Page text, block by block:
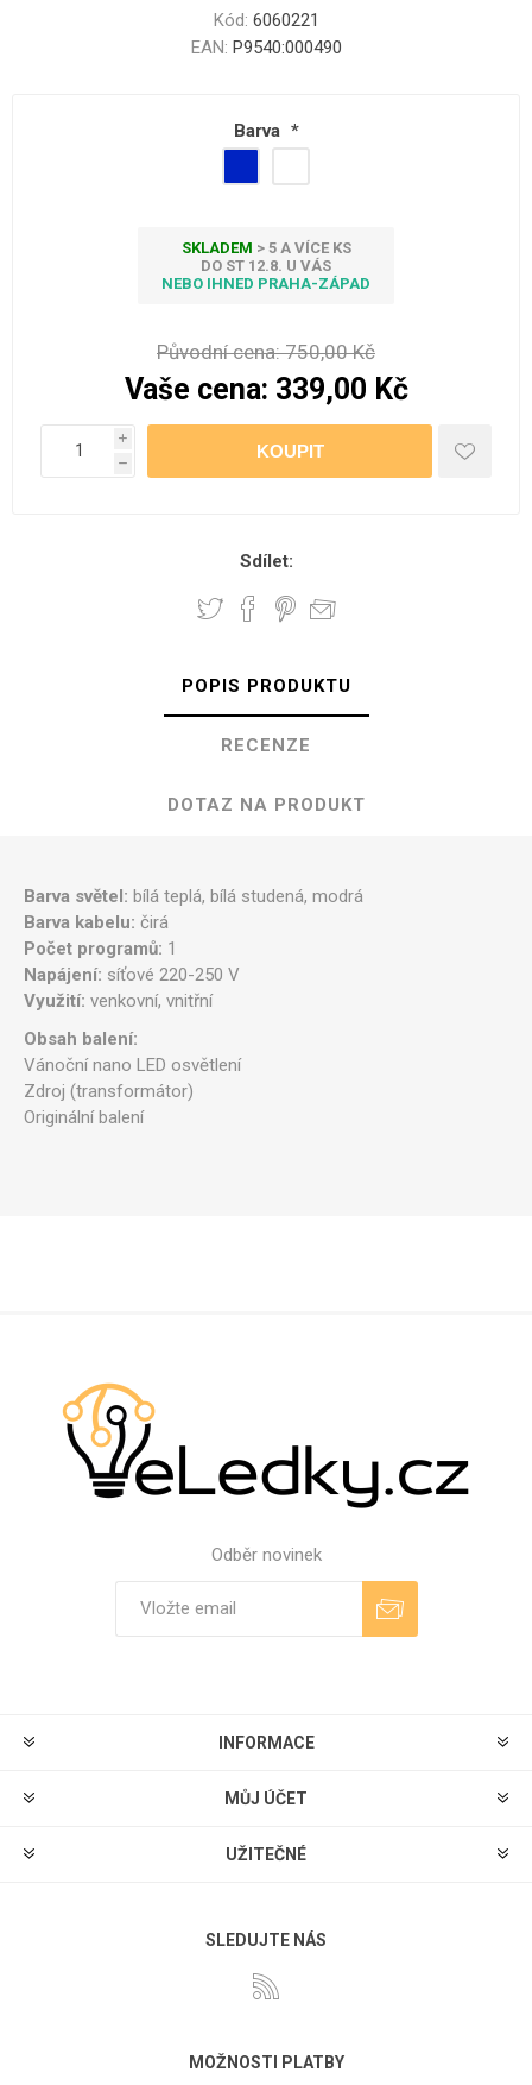
Kód: 6060221
EAN: P9540:000490
Barva *
SKLADEM > 5 A VÍCE KS
DO ST 12.8. U VÁS
NEBO IHNED PRAHA-ZÁPAD
Původní cena: 750,00 Kč
Vaše cena: 339,00 Kč
i
h
Sdílet:
POPIS PRODUKTU
RECENZE
DOTAZ NA PRODUKT
Barva světel: bílá teplá, bílá studená, modrá
Barva kabelu: čirá
Počet programů: 1
Napájení: síťové 220-250 V
Využití: venkovní, vnitřní
Obsah balení:
Vánoční nano LED osvětlení
Zdroj (transformátor)
Originální balení
Odběr novinek
INFORMACE
MŮJ ÚČET
UŽITEČNÉ
SLEDUJTE NÁS
MOŽNOSTI PLATBY